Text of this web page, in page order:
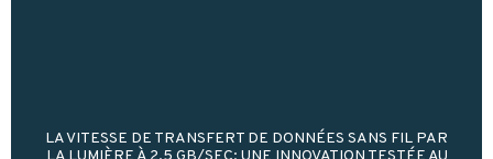
LA VITESSE DE TRANSFERT DE DONNÉES SANS FIL PAR